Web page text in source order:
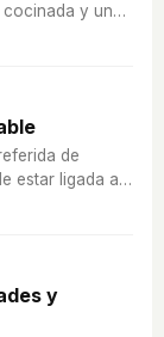
cocinada y un
platos.
de
estar ligada a
aunque
y